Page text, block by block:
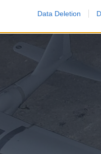
Data Deletion